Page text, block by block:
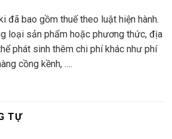
đã bao gồm thuế theo luật hiện hành.
loại sản phẩm hoặc phương thức, địa
phát sinh thêm chi phí khác như phí
cồng kềnh, ….
TỰ